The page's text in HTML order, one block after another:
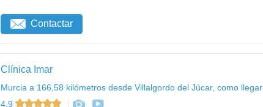
Contactar
Clínica Imar
Murcia a 166,58 kilómetros desde Villalgordo del Júcar, como llegar
4,9